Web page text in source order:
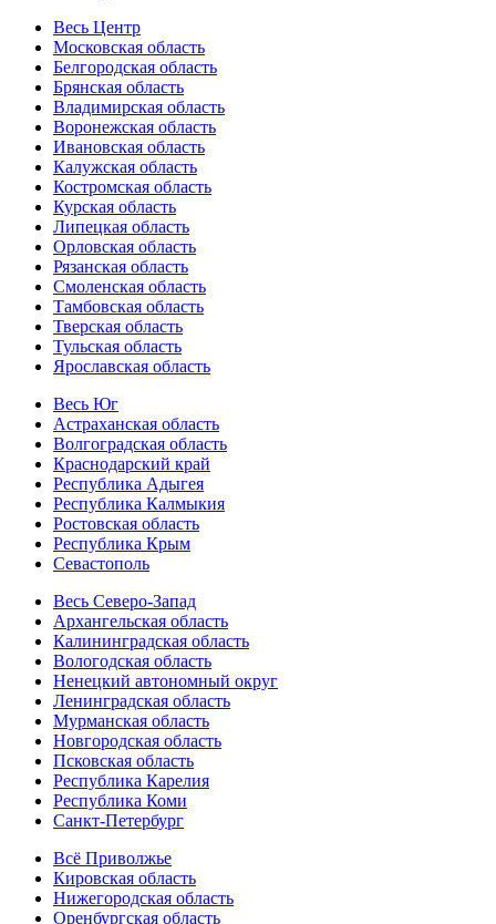
Весь Центр
Московская область
Белгородская область
Брянская область
Владимирская область
Воронежская область
Ивановская область
Калужская область
Костромская область
Курская область
Липецкая область
Орловская область
Рязанская область
Смоленская область
Тамбовская область
Тверская область
Тульская область
Ярославская область
Весь Юг
Астраханская область
Волгоградская область
Краснодарский край
Республика Адыгея
Республика Калмыкия
Ростовская область
Республика Крым
Севастополь
Весь Северо-Запад
Архангельская область
Калининградская область
Вологодская область
Ненецкий автономный округ
Ленинградская область
Мурманская область
Новгородская область
Псковская область
Республика Карелия
Республика Коми
Санкт-Петербург
Всё Приволжье
Кировская область
Нижегородская область
Оренбургская область